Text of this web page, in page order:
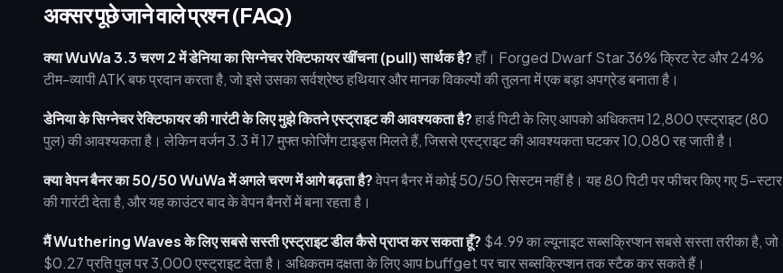
अक्सर पूछे जाने वाले प्रश्न (FAQ)
क्या WuWa 3.3 चरण 2 में डेनिया का सिग्नेचर रेक्टिफायर खींचना (pull) सार्थक है?हाँ। Forged Dwarf Star 36% क्रिट रेट और 24%
टीम-व्यापी ATK बफ प्रदान करता है, जो इसे उसका सर्वश्रेष्ठ हथियार और मानक विकल्पों की तुलना में एक बड़ा अपग्रेड बनाता है।
डेनिया के सिग्नेचर रेक्टिफायर की गारंटी के लिए मुझे कितने एस्ट्राइट की आवश्यकता है?हार्ड पिटी के लिए आपको अधिकतम 12,800 एस्ट्राइट (80
पुल) की आवश्यकता है। लेकिन वर्जन 3.3 में 17 मुफ्त फोर्जिंग टाइड्स मिलते हैं, जिससे एस्ट्राइट की आवश्यकता घटकर 10,080 रह जाती है।
क्या वेपन बैनर का 50/50 WuWa में अगले चरण में आगे बढ़ता है?वेपन बैनर में कोई 50/50 सिस्टम नहीं है। यह 80 पिटी पर फीचर किए गए 5-स्टार
की गारंटी देता है, और यह काउंटर बाद के वेपन बैनरों में बना रहता है।
मैं Wuthering Waves के लिए सबसे सस्ती एस्ट्राइट डील कैसे प्राप्त कर सकता हूँ? $4.99 का ल्यूनाइट सब्सक्रिप्शन सबसे सस्ता तरीका है, जो
$0.27 प्रति पुल पर 3,000 एस्ट्राइट देता है। अधिकतम दक्षता के लिए आप buffget पर चार सब्सक्रिप्शन तक स्टैक कर सकते हैं।